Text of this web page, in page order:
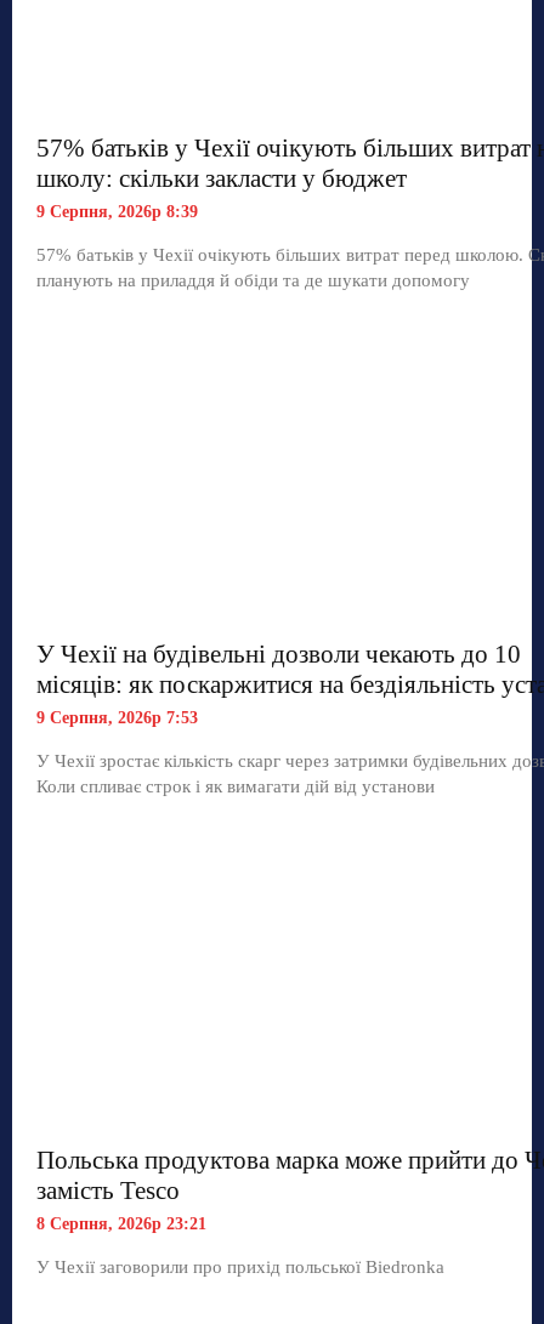
57% батьків у Чехії очікують більших витрат
школу: скільки закласти у бюджет
9 Серпня, 2026р 8:39
57% батьків у Чехії очікують більших витрат перед школою.
планують на приладдя й обіди та де шукати допомогу
У Чехії на будівельні дозволи чекають до 10
місяців: як поскаржитися на бездіяльність
9 Серпня, 2026р 7:53
У Чехії зростає кількість скарг через затримки будівельних
Коли спливає строк і як вимагати дій від установи
Польська продуктова марка може прийти до
замість Tesco
8 Серпня, 2026р 23:21
У Чехії заговорили про прихід польської Biedronka